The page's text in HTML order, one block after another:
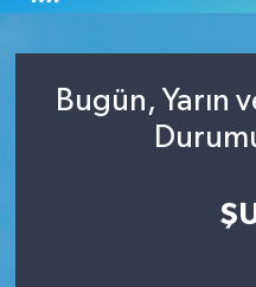
Bugün, Yarın
Gündem
Tokat Namaz
Süper Lig Puan